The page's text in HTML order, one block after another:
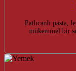
Patlıcanlı pasta,
mükemmel bir